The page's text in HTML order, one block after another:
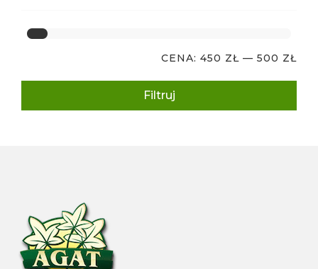
Filtruj
CENA: 450 ZŁ — 500 ZŁ